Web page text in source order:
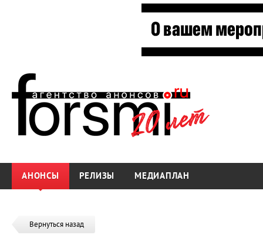
АНОНСЫ РЕЛИЗЫ МЕДИАПЛАН
Вернуться назад